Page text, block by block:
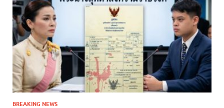
BREAKING NEWS